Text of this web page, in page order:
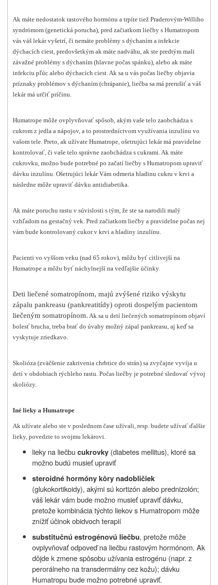
Ak máte nedostatok rastového hormónu a trpíte tiež Praderovým-Williho
syndrómom (genetická porucha), pred začiatkom liečby s Humatropom
vás váš lekár vyšetrí, či nemáte problémy s dýchaním a infekcie
dýchacích ciest, predovšetkým ak máte nadváhu, ak ste predtým mali
závažné problémy s dýchaním (hlavne počas spánku), alebo ak máte
infekciu pľúc alebo dýchacích ciest. Ak sa u vás počas liečby objavia
príznaky problémov s dýchaním (chrápanie), liečba sa má prerušiť a váš
lekár má určiť príčinu.
Humatrope môže ovplyvňovať spôsob, akým vaše telo zaobchádza s
cukrom z jedla a nápojov, a to prostredníctvom využívania inzulínu vo
vašom tele. Preto, ak užívate Humatrope, ošetrujúci lekár má pravidelne
kontrolovať, či vaše telo správne zaobchádza s cukrami. Ak máte
cukrovku, možno bude potrebné po začatí liečby s Humatropom upraviť
dávku inzulínu. Ošetrujúci lekár Vám odmeria hladinu cukru v krvi a
následne môže upraviť dávku antidiabetika.
Ak máte poruchu rastu v súvislosti s tým, že ste sa narodili malý
vzhľadom na gestačný vek. Pred začiatkom liečby a pravidelne počas nej
vám bude kontrolovaný cukor v krvi a hladiny inzulínu.
Pacienti vo vyššom veku (nad 65 rokov), môžu byť citlivejší na
Humatrope a môžu byť náchylnejší na vedľajšie účinky.
Deti liečené somatropínom, majú zvýšené riziko výskytu
zápalu pankreasu (pankreatitídy) oproti dospelým pacientom
liečeným somatropínom. Ak sa u detí liečených somatropínom objaví
bolesť brucha, treba brať do úvahy možný zápal pankreasu, aj keď sa
vyskytuje zriedkavo.
Skolióza (zväčšenie zakrivenia chrbtice do strán) sa zvyčajne vyvíja u
detí v obdobiach rýchleho rastu. Počas liečby je potrebné sledovať vývoj
skoliózy.
Iné lieky a Humatrope
Ak užívate alebo ste v poslednom čase užívali, resp. budete užívať ďalšie
lieky, povedzte to svojmu lekárovi.
lieky na liečbu cukrovky (diabetes mellitus), ktoré sa
možno budú musieť upraviť
steroidné hormóny kôry nadobličiek
(glukokortikoidy), akými sú kortizón alebo prednizolón;
váš lekár vám bude možno musieť upraviť dávku,
pretože kombinácia týchto liekov s Humatropom môže
znížiť účinok obidvoch terapií
substitučnú estrogénovú liečbu, pretože môže
ovplyvňovať odpoveď na liečbu rastovým hormónom. Ak
dôjde k zmene spôsobu užívania estrogénu (napr. z
perorálneho na transdermálny cez kožu); dávku
Humatropu bude možno potrebné upraviť.